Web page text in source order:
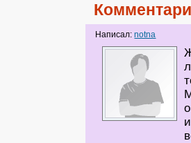
Написал:notna